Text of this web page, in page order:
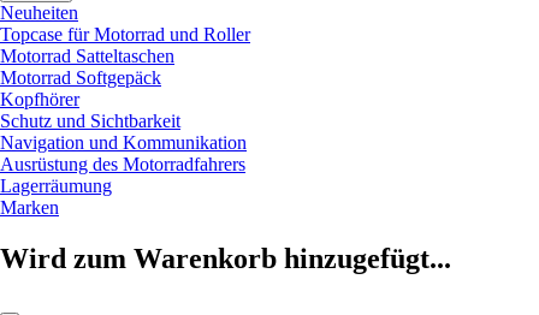
Neuheiten
Topcase für Motorrad und Roller
Motorrad Satteltaschen
Motorrad Softgepäck
Kopfhörer
Schutz und Sichtbarkeit
Navigation und Kommunikation
Ausrüstung des Motorradfahrers
Lagerräumung
Marken
Wird zum Warenkorb hinzugefügt...